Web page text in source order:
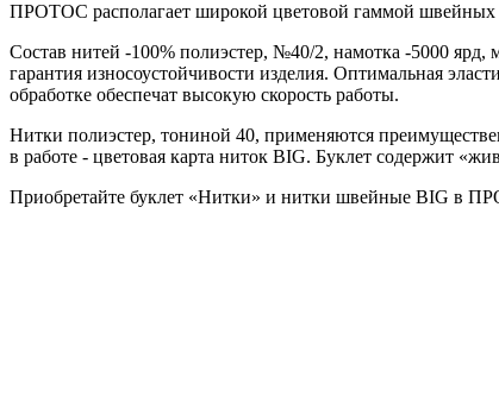
ПРОТОС располагает широкой цветовой гаммой швейных
Состав нитей -100% полиэстер, №40/2, намотка -5000
гарантия износоустойчивости изделия. Оптимальная
обработке обеспечат высокую скорость работы.
Нитки полиэстер, тониной 40, применяются
в работе - цветовая карта ниток BIG. Буклет содержит
Приобретайте буклет «Нитки» и нитки швейные BIG в